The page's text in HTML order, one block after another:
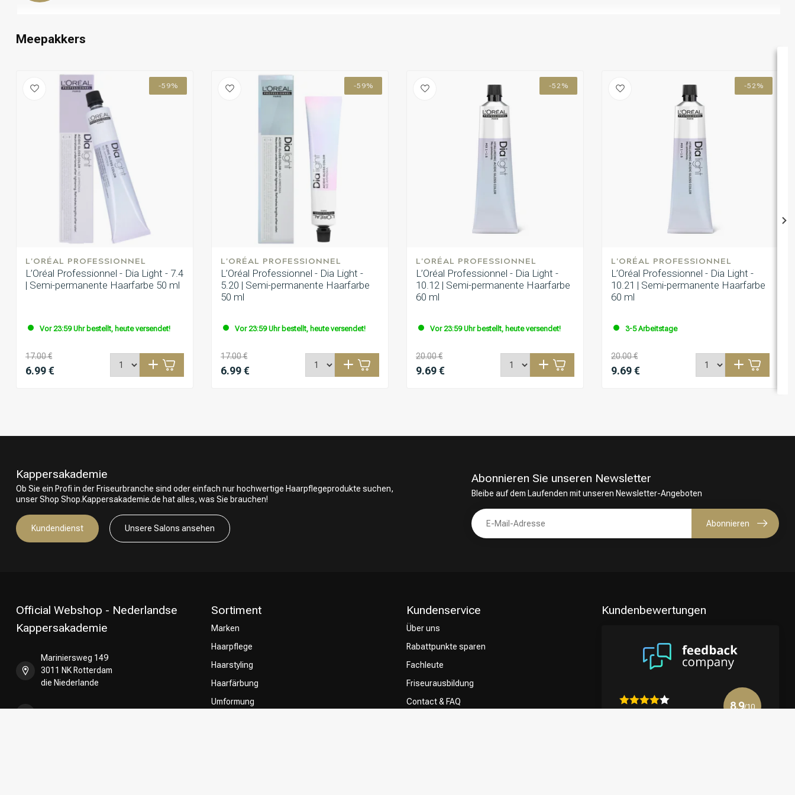
Meepakkers
-59%
L'ORÉAL PROFESSIONNEL
L’Oréal Professionnel - Dia Light - 7.4
| Semi-permanente Haarfarbe 50 ml
Vor 23:59 Uhr bestellt, heute versendet!
17.00 €
6.99 €
-59%
L'ORÉAL PROFESSIONNEL
L’Oréal Professionnel - Dia Light -
5.20 | Semi-permanente Haarfarbe
50 ml
Vor 23:59 Uhr bestellt, heute versendet!
17.00 €
6.99 €
-52%
L'ORÉAL PROFESSIONNEL
L’Oréal Professionnel - Dia Light -
10.12 | Semi-permanente Haarfarbe
60 ml
Vor 23:59 Uhr bestellt, heute versendet!
20.00 €
9.69 €
-52%
L'ORÉAL PROFESSIONNEL
L’Oréal Professionnel - Dia Light -
10.21 | Semi-permanente Haarfarbe
60 ml
3-5 Arbeitstage
20.00 €
9.69 €
Kappersakademie
Ob Sie ein Profi in der Friseurbranche sind oder einfach nur hochwertige Haarpflegeprodukte suchen,
unser Shop Shop.Kappersakademie.de hat alles, was Sie brauchen!
Kundendienst Unsere Salons ansehen
Abonnieren Sie unseren Newsletter
Bleibe auf dem Laufenden mit unseren Newsletter-Angeboten
Abonnieren
Official Webshop - Nederlandse
Kappersakademie
Mariniersweg 149
3011 NK Rotterdam
die Niederlande
Sortiment
Marken
Haarpflege
Haarstyling
Haarfärbung
Umformung
Kundenservice
Über uns
Rabattpunkte sparen
Fachleute
Friseurausbildung
Contact & FAQ
Kundenbewertungen
8.9/10